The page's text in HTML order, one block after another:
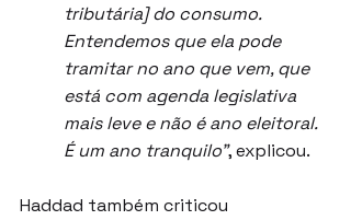
tributária] do consumo.
Entendemos que ela pode
tramitar no ano que vem, que
está com agenda legislativa
mais leve e não é ano eleitoral.
É um ano tranquilo”, explicou.
Haddad também criticou